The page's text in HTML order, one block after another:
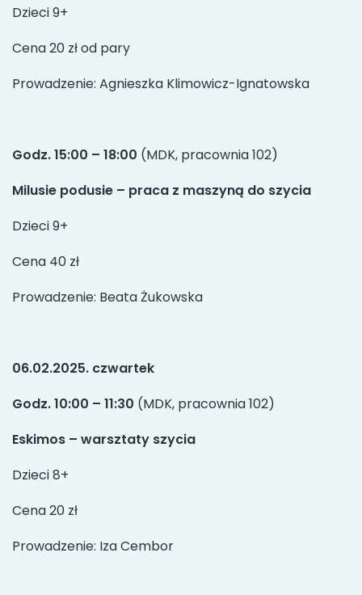
Dzieci 9+
Cena 20 zł od pary
Prowadzenie: Agnieszka Klimowicz-Ignatowska
Godz. 15:00 – 18:00 (MDK, pracownia 102)
Milusie podusie – praca z maszyną do szycia
Dzieci 9+
Cena 40 zł
Prowadzenie: Beata Żukowska
06.02.2025. czwartek
Godz. 10:00 – 11:30 (MDK, pracownia 102)
Eskimos – warsztaty szycia
Dzieci 8+
Cena 20 zł
Prowadzenie: Iza Cembor